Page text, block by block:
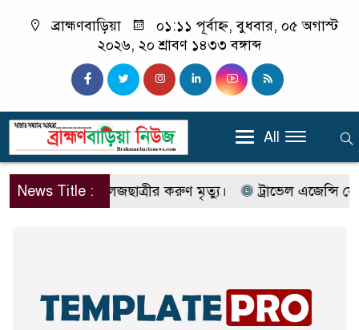
ব্রাহ্মণবাড়িয়া
০১:১১ পূর্বাহ্ন, বুধবার, ০৫ অগাস্ট
২০২৬, ২০ শ্রাবণ ১৪৩৩ বঙ্গাব্দ
All
News Title :
কলেজছাত্রীর করুণ মৃত্যু। ট্রাভেল এজেন্সি ফোরাম অব